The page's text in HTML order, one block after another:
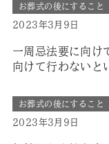
お葬式の後にすること
2023年3月9日
一周忌法要に向け
向けて行わないと
お葬式の後にすること
2023年3月9日